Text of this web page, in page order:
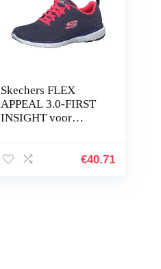
Skechers FLEX
APPEAL 3.0-FIRST
INSIGHT voor
€40.71